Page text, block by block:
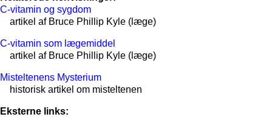
C-vitamin og sygdom
artikel af Bruce Phillip Kyle (læge)
C-vitamin som lægemiddel
artikel af Bruce Phillip Kyle (læge)
Misteltenens Mysterium
historisk artikel om misteltenen
Eksterne links: